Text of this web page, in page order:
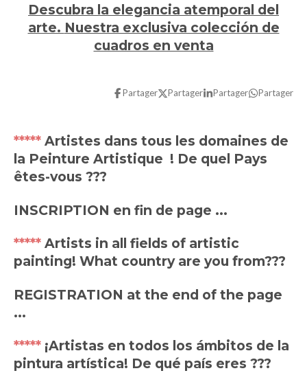
Descubra la elegancia atemporal del
arte. Nuestra exclusiva colección de
cuadros en venta
Partager Partager Partager Partager
***** Artistes dans tous les domaines de
la Peinture Artistique ! De quel Pays
êtes-vous ???
INSCRIPTION en fin de page ...
***** Artists in all fields of artistic
painting! What country are you from???
REGISTRATION at the end of the page
...
***** ¡Artistas en todos los ámbitos de la
pintura artística! De qué país eres ???